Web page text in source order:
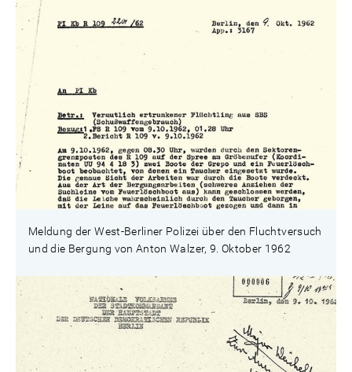
Meldung der West-Berliner Polizei über den Fluchtversuch
und die Bergung von Anton Walzer, 9. Oktober 1962